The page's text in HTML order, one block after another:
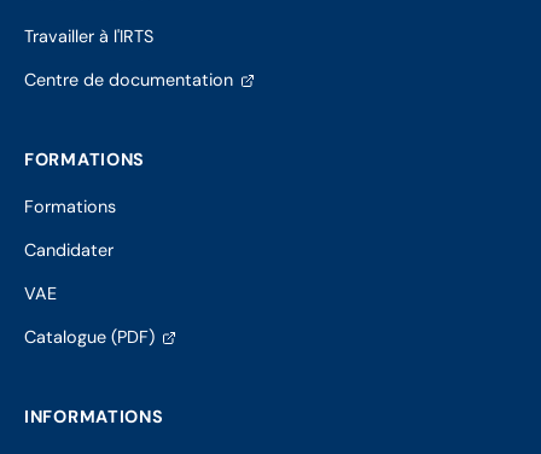
Travailler à l'IRTS
Centre de documentation(s'ouvre
FORMATIONS
Formations
Candidater
VAE
Catalogue (PDF)(s'ouvre
nouvel
INFORMATIONS